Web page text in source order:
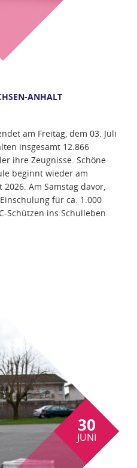
ANHALT
am Freitag, dem 03. Juli
insgesamt 12.866
ihre Zeugnisse. Schöne
beginnt wieder am
Am Samstag davor,
für ca. 1.000
Schützen ins Schulleben
30
JUNI